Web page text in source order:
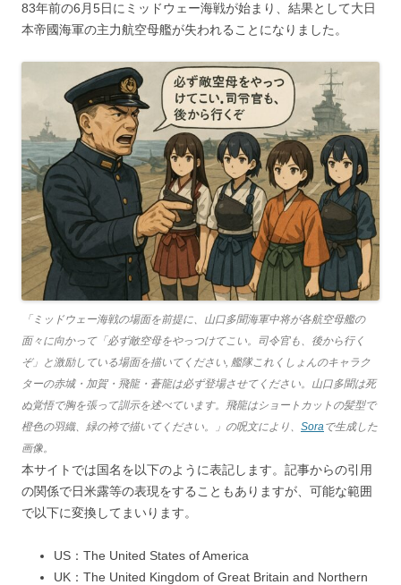
83年前の6月5日にミッドウェー海戦が始まり、結果として大日
本帝國海軍の主力航空母艦が失われることになりました。
「ミッドウェー海戦の場面を前提に、山口多聞海軍中将が各航空母艦の
面々に向かって「必ず敵空母をやっつけてこい。司令官も、後から行く
ぞ」と激励している場面を描いてください, 艦隊これくしょんのキャラク
ターの赤城・加賀・飛龍・蒼龍は必ず登場させてください。山口多聞は死
ぬ覚悟で胸を張って訓示を述べています。飛龍はショートカットの髪型で
橙色の羽織、緑の袴で描いてください。」の呪文により、 Sora で生成した
画像。
本サイトでは国名を以下のように表記します。記事からの引用
の関係で日米露等の表現をすることもありますが、可能な範囲
で以下に変換してまいります。
US：The United States of America
UK：The United Kingdom of Great Britain and Northern